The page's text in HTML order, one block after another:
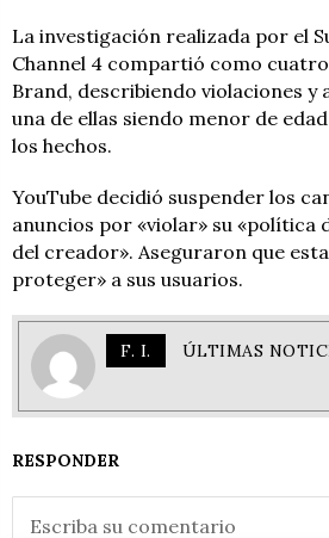
La investigación realizada por el
Channel 4 compartió como
Brand, describiendo violaciones y
una de ellas siendo menor de
los hechos.
YouTube decidió suspender los
anuncios por «violar» su «política
del creador». Aseguraron que
proteger» a sus usuarios.
F. I. ÚLTIMAS
RESPONDER